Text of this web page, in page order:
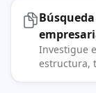
Investigue
estructura,